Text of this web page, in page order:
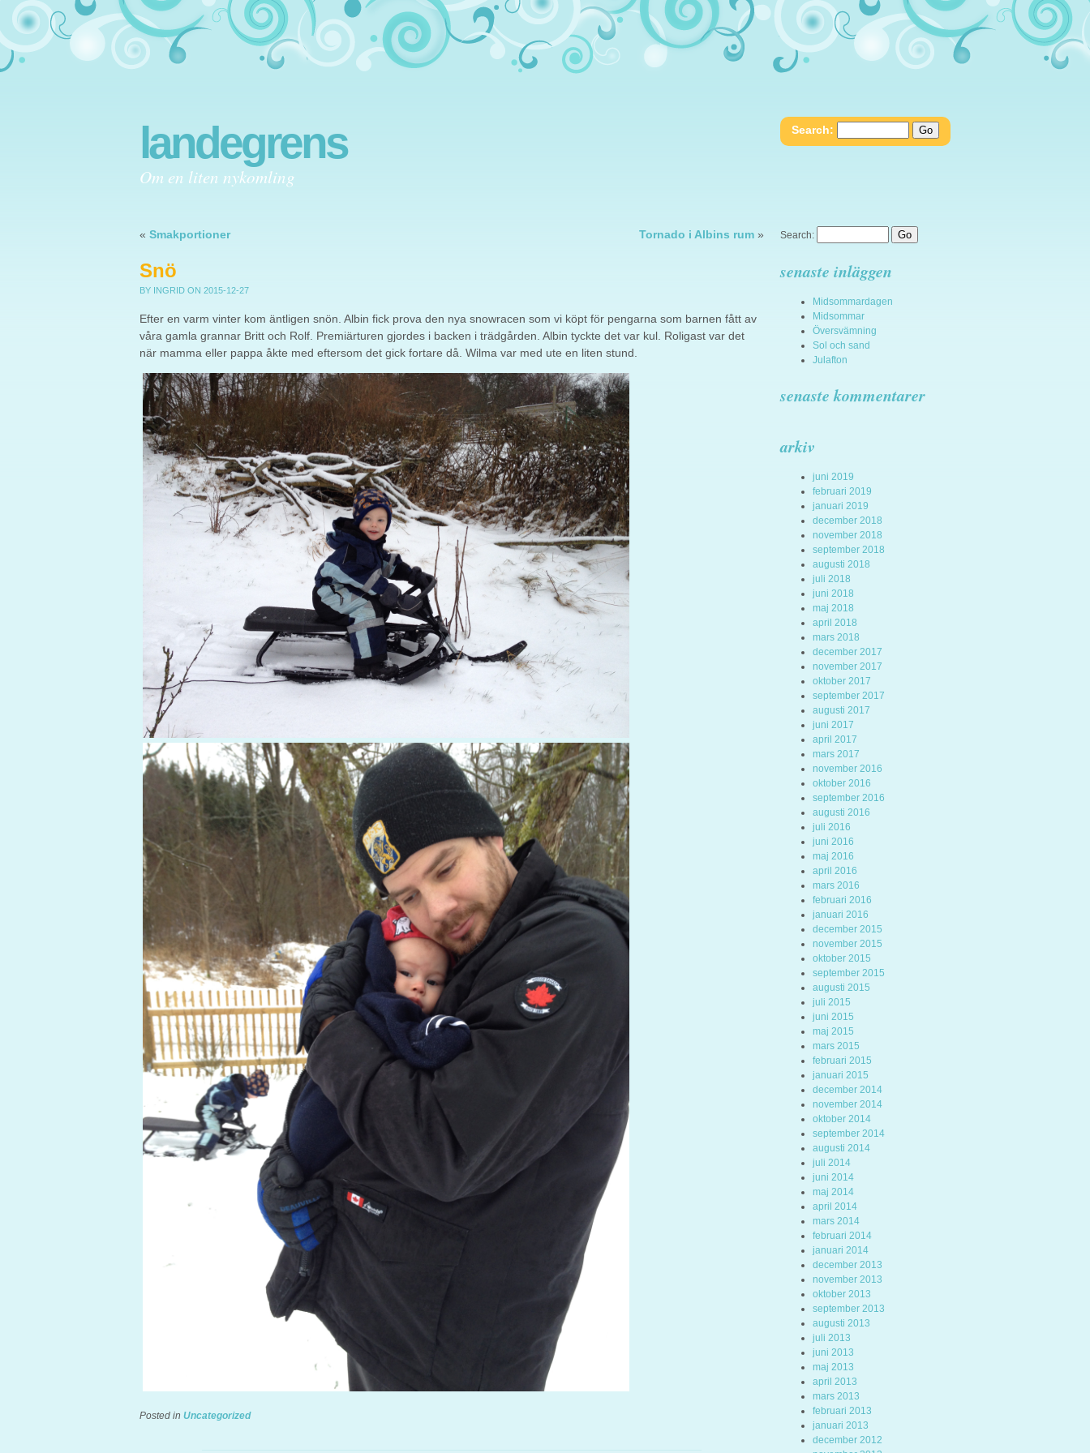
landegrens Search:
Om en liten nykomling
« Smakportioner Tornado i Albins rum »
Snö
BY INGRID ON 2015-12-27
Efter en varm vinter kom äntligen snön. Albin fick prova den nya snowracen som vi köpt för pengarna som barnen fått av
våra gamla grannar Britt och Rolf. Premiärturen gjordes i backen i trädgården. Albin tyckte det var kul. Roligast var det
när mamma eller pappa åkte med eftersom det gick fortare då. Wilma var med ute en liten stund.
Posted in Uncategorized
Search:
senaste inläggen
Midsommardagen
Midsommar
Översvämning
Sol och sand
Julafton
senaste kommentarer
arkiv
juni 2019
februari 2019
januari 2019
december 2018
november 2018
september 2018
augusti 2018
juli 2018
juni 2018
maj 2018
april 2018
mars 2018
december 2017
november 2017
oktober 2017
september 2017
augusti 2017
juni 2017
april 2017
mars 2017
november 2016
oktober 2016
september 2016
augusti 2016
juli 2016
juni 2016
maj 2016
april 2016
mars 2016
februari 2016
januari 2016
december 2015
november 2015
oktober 2015
september 2015
augusti 2015
juli 2015
juni 2015
maj 2015
mars 2015
februari 2015
januari 2015
december 2014
november 2014
oktober 2014
september 2014
augusti 2014
juli 2014
juni 2014
maj 2014
april 2014
mars 2014
februari 2014
januari 2014
december 2013
november 2013
oktober 2013
september 2013
augusti 2013
juli 2013
juni 2013
maj 2013
april 2013
mars 2013
februari 2013
januari 2013
december 2012